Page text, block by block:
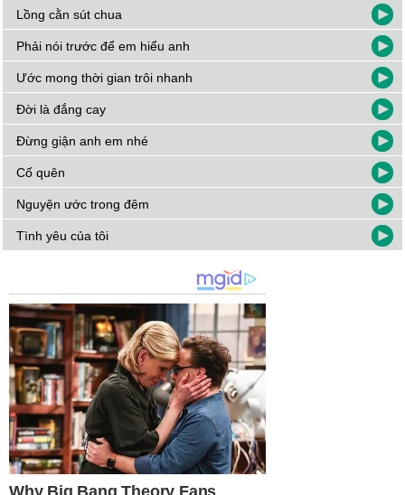
Lồng cằn sút chua
Phải nói trước để em hiểu anh
Ước mong thời gian trôi nhanh
Đời là đắng cay
Đừng giận anh em nhé
Cố quên
Nguyện ước trong đêm
Tình yêu của tôi